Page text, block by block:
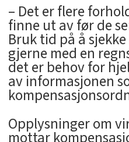
– Det er flere
finne ut av før de
Bruk tid på å
gjerne med en
det er behov for
av informasjonen
Opplysninger om
mottar